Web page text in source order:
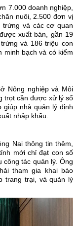
7.000 doanh nghiệp,
nuôi, 2.500 đơn vị
và các cơ quan
xuất bán, gần 19
và 186 triệu con
bạch và có kiểm
Nông nghiệp và Môi
trọt cần được xử lý số
giúp nhà quản lý định
nhập khẩu.
Nai thông tin thêm,
mới chỉ đạt con số
công tác quản lý. Ông
tham gia khai báo
trang trại, và quản lý